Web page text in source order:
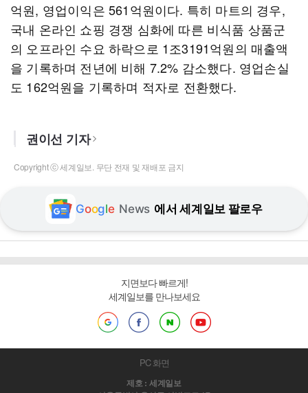
억원, 영업이익은 561억원이다. 특히 마트의 경우,
국내 온라인 쇼핑 경쟁 심화에 따른 비식품 상품군
의 오프라인 수요 하락으로 1조3191억원의 매출액
을 기록하며 전년에 비해 7.2% 감소했다. 영업손실
도 162억원을 기록하며 적자로 전환했다.
권이선 기자
Copyright ⓒ 세계일보. 무단 전재 및 재배포 금지
Google News 에서 세계일보 팔로우
지면보다 빠르게!
세계일보를 만나보세요
PC 화면
제호 : 세계일보